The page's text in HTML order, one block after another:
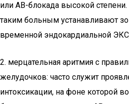
или АВ-блокада высокой
таким больным устанавливают
временной эндокардиальной
2. мерцательная аритмия с
желудочков: часто служит
интоксикации, на фоне которой